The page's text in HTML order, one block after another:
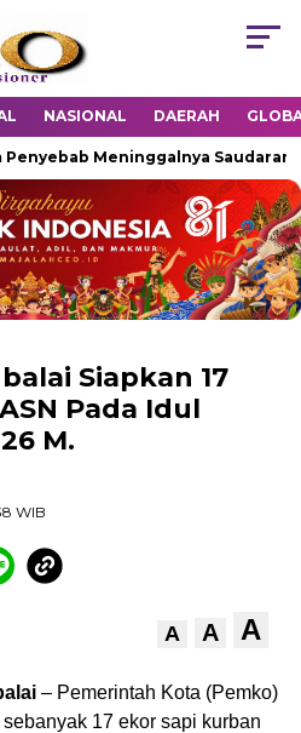
NASIONAL DAERAH
Meninggalnya Saudaranya
Siapkan 17
Pada Idul
M.
WIB
A A A
– Pemerintah Kota (Pemko)
17 ekor sapi kurban